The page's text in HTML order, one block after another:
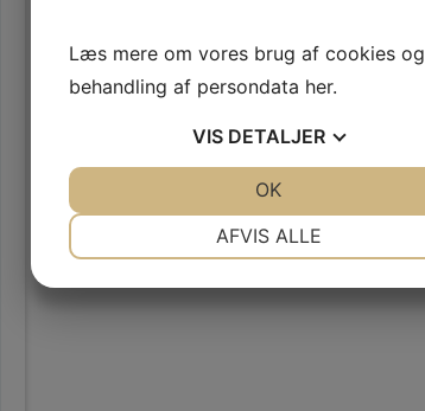
Læs mere om vores brug af cookies og
behandling af persondata her.
VIS DETALJER
AFVIS ALLE
OK